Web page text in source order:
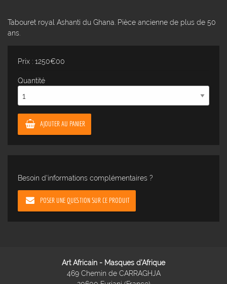
Tabouret royal Ashanti du Ghana. Pièce ancienne de plus de 50
ans.
Prix : 1250€00
Quantité
AJOUTER AU PANIER
Besoin d'informations complémentaires ?
POSER UNE QUESTION SUR CE PRODUIT
Art Africain - Masques d'Afrique
469 Chemin de CARRAGHJA